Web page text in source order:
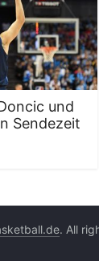
und
Sendezeit
. All